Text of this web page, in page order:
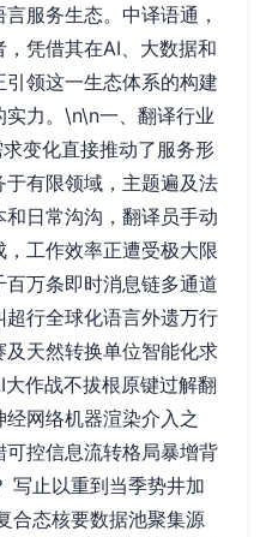
服务生态。中译语通，
凭借其在AI、大数据和
领这一生态体系的构建
力。\n\n一、翻译行业
变化直接推动了服务形
有限领域，主题遍及法
日常沟沟，翻译员手动
工作效率正遭受极大限
万条即时消息链多通道
行全球化语言外遗万行
天然转换单位智能化求
作战不拔根原键过解翻
网络机器渲染介入之
控信息流转格局暴增背
写止以重到当季势井加
合态核要数据池聚集源